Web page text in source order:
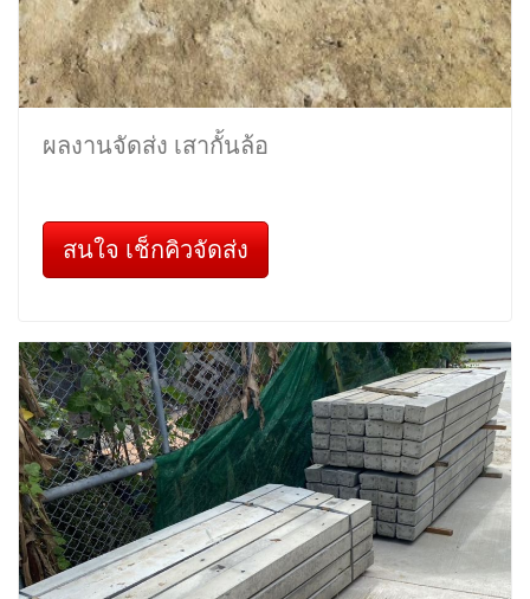
ผลงานจัดส่ง เสากั้นล้อ
สนใจ เช็กคิวจัดส่ง